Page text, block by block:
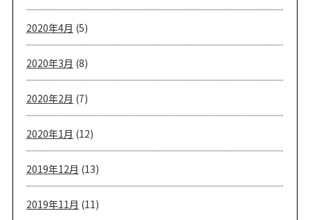
2020年4月 (5)
2020年3月 (8)
2020年2月 (7)
2020年1月 (12)
2019年12月 (13)
2019年11月 (11)